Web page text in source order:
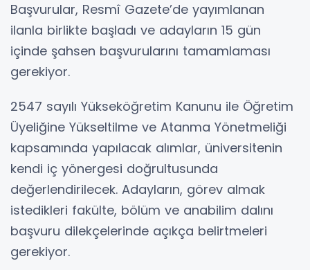
Başvurular, Resmî Gazete’de yayımlanan
ilanla birlikte başladı ve adayların 15 gün
içinde şahsen başvurularını tamamlaması
gerekiyor.
2547 sayılı Yükseköğretim Kanunu ile Öğretim
Üyeliğine Yükseltilme ve Atanma Yönetmeliği
kapsamında yapılacak alımlar, üniversitenin
kendi iç yönergesi doğrultusunda
değerlendirilecek. Adayların, görev almak
istedikleri fakülte, bölüm ve anabilim dalını
başvuru dilekçelerinde açıkça belirtmeleri
gerekiyor.